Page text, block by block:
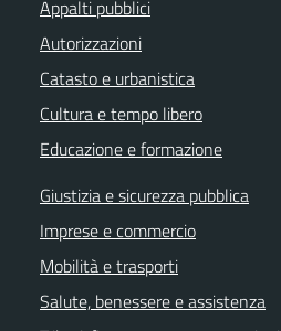
Appalti pubblici
Autorizzazioni
Catasto e urbanistica
Cultura e tempo libero
Educazione e formazione
Giustizia e sicurezza pubblica
Imprese e commercio
Mobilità e trasporti
Salute, benessere e assistenza